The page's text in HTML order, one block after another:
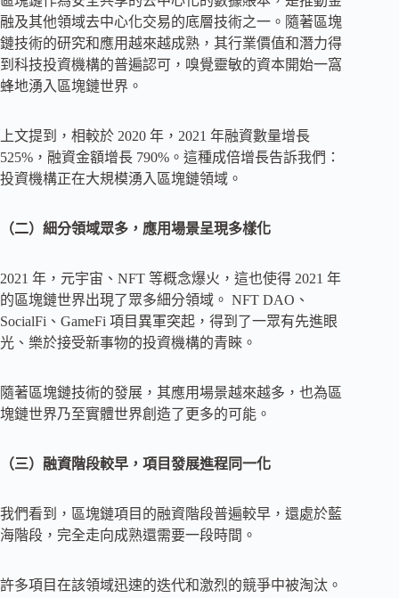
融及其他領域去中心化交易的底層技術之一。隨著區塊
鏈技術的研究和應用越來越成熟，其行業價值和潛力得
到科技投資機構的普遍認可，嗅覺靈敏的資本開始一窩
蜂地湧入區塊鏈世界。
上文提到，相較於 2020 年，2021 年融資數量增長
525%，融資金額增長 790%。這種成倍增長告訴我們：
投資機構正在大規模湧入區塊鏈領域。
（二）細分領域眾多，應用場景呈現多樣化
2021 年，元宇宙、NFT 等概念爆火，這也使得 2021 年
的區塊鏈世界出現了眾多細分領域。 NFT DAO、
SocialFi、GameFi 項目異軍突起，得到了一眾有先進眼
光、樂於接受新事物的投資機構的青睞。
隨著區塊鏈技術的發展，其應用場景越來越多，也為區
塊鏈世界乃至實體世界創造了更多的可能。
（三）融資階段較早，項目發展進程同一化
我們看到，區塊鏈項目的融資階段普遍較早，還處於藍
海階段，完全走向成熟還需要一段時間。
許多項目在該領域迅速的迭代和激烈的競爭中被淘汰。